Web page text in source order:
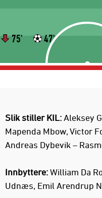
75' 47'
Slik stiller KIL: Aleksey
Mapenda Mbow, Victor
Andreas Dybevik –
Innbyttere: William Da
Udnæs, Emil Arendrup